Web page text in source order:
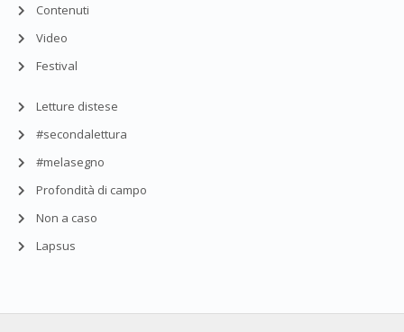
Contenuti
Video
Festival
Letture distese
#secondalettura
#melasegno
Profondità di campo
Non a caso
Lapsus